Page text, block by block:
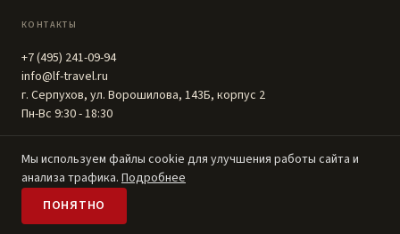
Мы используем файлы cookie для улучшения работы сайта и
анализа трафика. Подробнее
ПОНЯТНО
КОНТАКТЫ
+7 (495) 241-09-94
info@lf-travel.ru
г. Серпухов, ул. Ворошилова, 143Б, корпус 2
Пн-Вс 9:30 - 18:30
© 2016–2026, ИП Фролова Людмила Андреевна
Политика·Cookies